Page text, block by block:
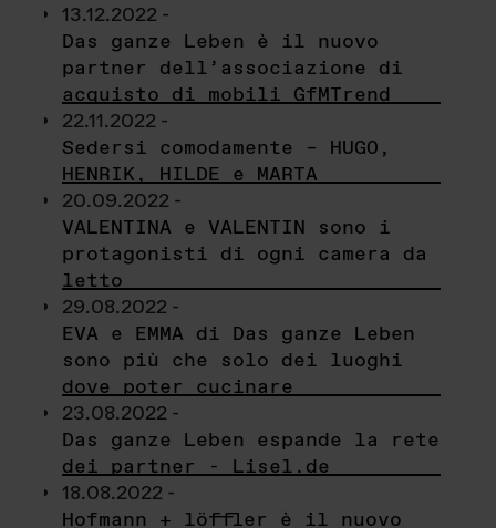
13.12.2022 -
Das ganze Leben è il nuovo
partner dell’associazione di
acquisto di mobili GfMTrend
22.11.2022 -
Sedersi comodamente – HUGO,
HENRIK, HILDE e MARTA
20.09.2022 -
VALENTINA e VALENTIN sono i
protagonisti di ogni camera da
letto
29.08.2022 -
EVA e EMMA di Das ganze Leben
sono più che solo dei luoghi
dove poter cucinare
23.08.2022 -
Das ganze Leben espande la rete
dei partner - Lisel.de
18.08.2022 -
Hofmann + löffler è il nuovo